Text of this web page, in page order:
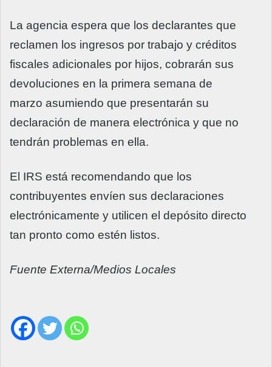
La agencia espera que los declarantes que
reclamen los ingresos por trabajo y créditos
fiscales adicionales por hijos, cobrarán sus
devoluciones en la primera semana de
marzo asumiendo que presentarán su
declaración de manera electrónica y que no
tendrán problemas en ella.
El IRS está recomendando que los
contribuyentes envíen sus declaraciones
electrónicamente y utilicen el depósito directo
tan pronto como estén listos.
Fuente Externa/Medios Locales